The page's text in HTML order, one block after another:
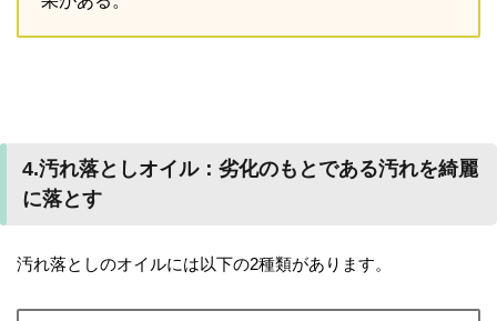
4.汚れ落としオイル：劣化のもとである汚れを綺麗
に落とす
汚れ落としのオイルには以下の2種類があります。